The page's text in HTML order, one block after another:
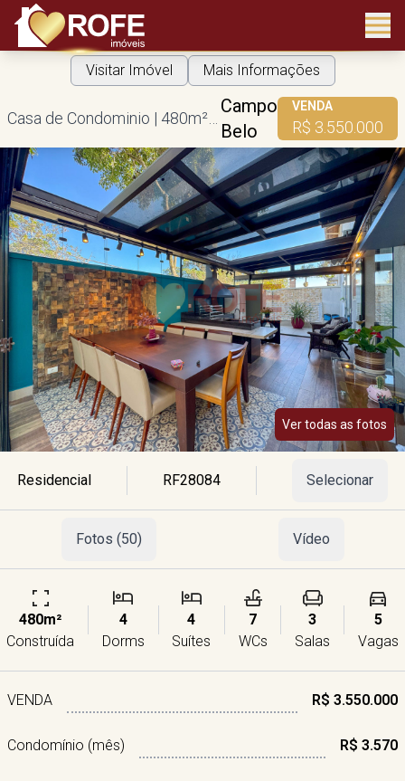
Campo
Belo
VENDA
R$ 3.550.000
Visitar Imóvel Mais Informações
Ver todas as fotos
Residencial RF28084 Selecionar
Fotos (50) Vídeo
480m²
Construída
4
Dorms
4
Suítes
7
WCs
3
Salas
5
Vagas
VENDA R$ 3.550.000
Condomínio (mês) R$ 3.570